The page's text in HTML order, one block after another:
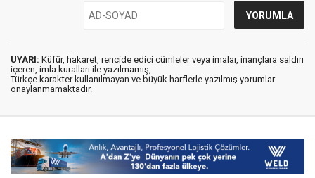
UYARI: Küfür, hakaret, rencide edici cümleler veya imalar, inançlara saldırı
içeren, imla kuralları ile yazılmamış,
Türkçe karakter kullanılmayan ve büyük harflerle yazılmış yorumlar
onaylanmamaktadır.